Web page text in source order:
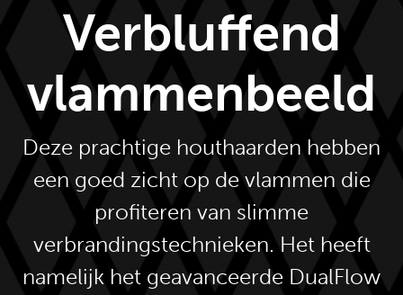
Verbluffend
vlammenbeeld
Deze prachtige houthaarden hebben
een goed zicht op de vlammen die
profiteren van slimme
verbrandingstechnieken. Het heeft
namelijk het geavanceerde DualFlow